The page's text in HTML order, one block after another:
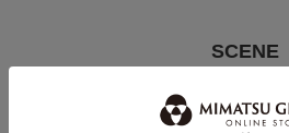
SCENE
結婚式・披露宴